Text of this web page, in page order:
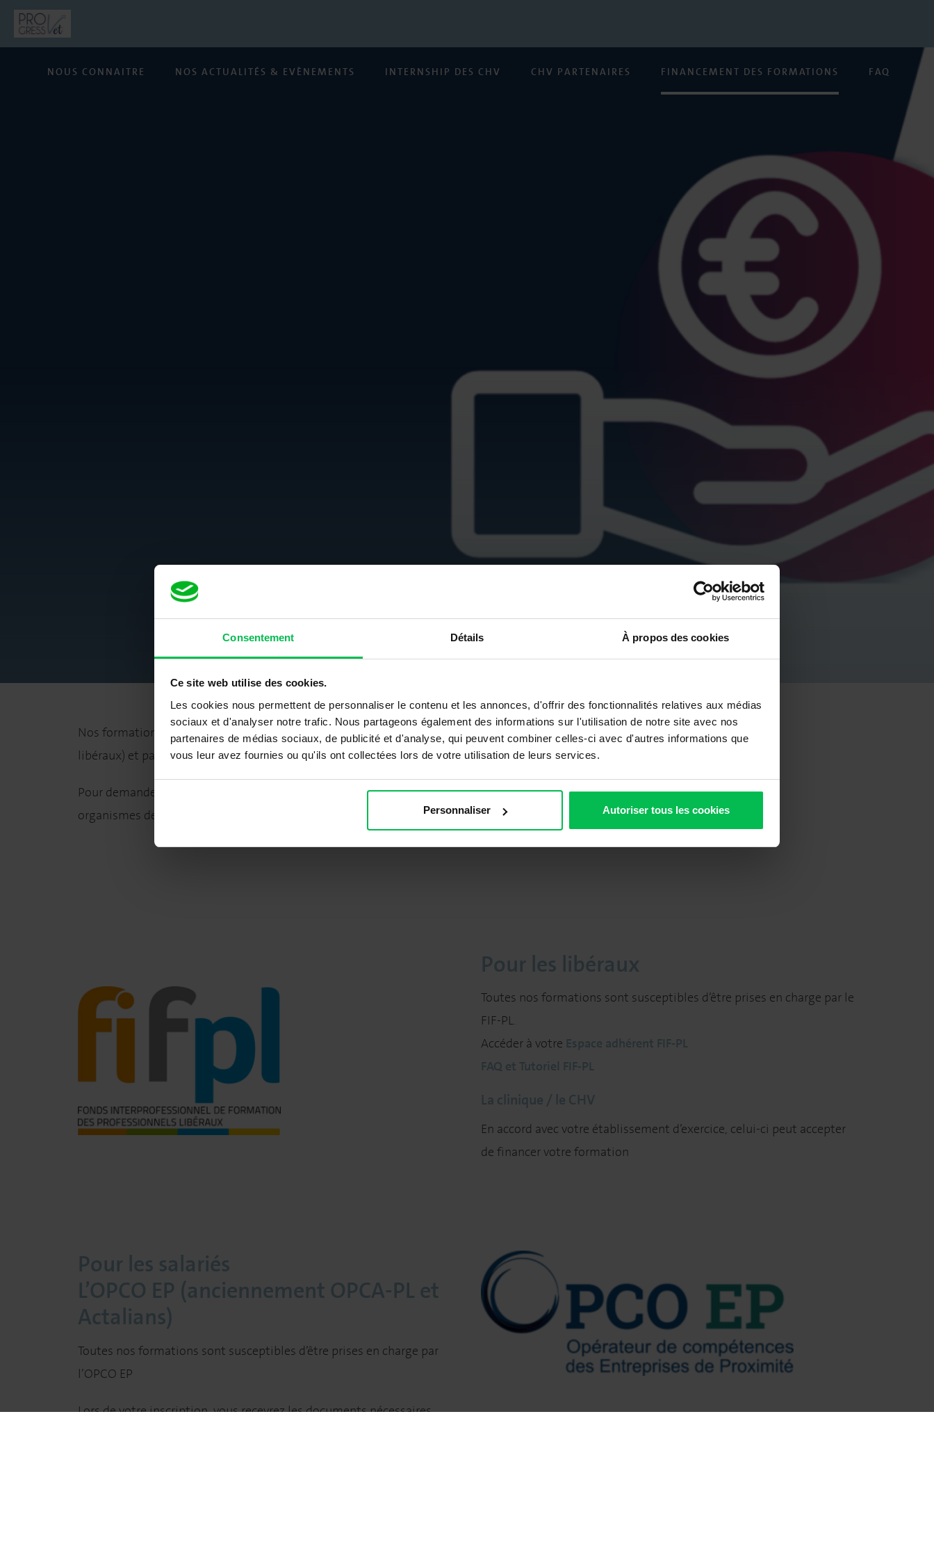
Consentement Détails À propos des cookies
Ce site web utilise des cookies.
Les cookies nous permettent de personnaliser le contenu et les annonces, d'offrir des fonctionnalités relatives aux médias
sociaux et d'analyser notre trafic. Nous partageons également des informations sur l'utilisation de notre site avec nos
partenaires de médias sociaux, de publicité et d'analyse, qui peuvent combiner celles-ci avec d'autres informations que
vous leur avez fournies ou qu'ils ont collectées lors de votre utilisation de leurs services.
Personnaliser Autoriser tous les cookies
NOUS CONNAITRE NOS ACTUALITÉS & EVÈNEMENTS INTERNSHIP DES CHV CHV PARTENAIRES FINANCEMENT DES FORMATIONS FAQ
Nos formations peuvent être prises en charge par le FIF-PL (pour les
libéraux) et par l’OPCO-EP (pour les salariés).
Pour demander un financement, vous devez vous rapprocher des
organismes de prise en charge.
Les informations à saisir en ligne sont :
Nom : B.C.D.H
N° de déclaration d’activité : 00000000000
Pour les libéraux
Toutes nos formations sont susceptibles d’être prises en charge par le
FIF-PL.
Accéder à votre Espace adhérent FIF-PL
FAQ et Tutoriel FIF-PL
La clinique / le CHV
En accord avec votre établissement d’exercice, celui-ci peut accepter
de financer votre formation
Pour les salariés
L’OPCO EP (anciennement OPCA-PL et
Actalians)
Toutes nos formations sont susceptibles d’être prises en charge par
l’OPCO EP
Lors de votre inscription, vous recevrez les documents nécessaires